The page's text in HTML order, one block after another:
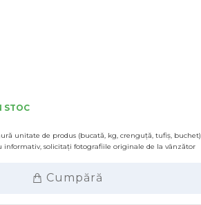
STOC
unitate de produs (bucată, kg, crenguță, tufiș, buchet)
solicitați fotografiile originale de la vânzător
Cumpără